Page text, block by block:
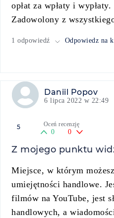
opłat za wpłaty i
Zadowolony z
1 odpowiedź Odpowiedz na
Daniil Popov
6 lipca 2022 w 22:49
5 Oceń recenzję
0 0
Z mojego punktu
Miejsce, w którym
umiejętności handlowe.
filmów na YouTube, jest
handlowych, a